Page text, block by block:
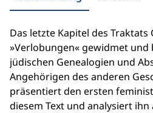
Das letzte Kapitel des
»Verlobungen« gewidmet und
jüdischen Genealogien und
Angehörigen des anderen
präsentiert den ersten
diesem Text und analysiert